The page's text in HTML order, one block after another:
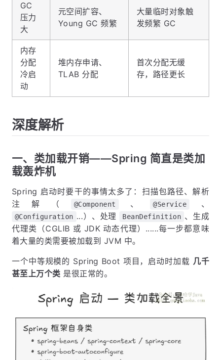
GC
压力
大
元空间扩容、
Young GC 频繁
大量临时对象触
发频繁 GC
内存
分配
冷启
动
堆内存申请、
TLAB 分配
首次分配无缓
存，路径更长
深度解析
一、类加载开销——Spring 简直是类加
载轰炸机
Spring 启动时要干的事情太多了：扫描包路径、解析
注解（
@Component 、 @Service 、
@Configuration ...）、处理 BeanDefinition 、生成
代理类（CGLIB 或 JDK 动态代理）......每一步都意味
着大量的类需要被加载到 JVM 中。
一个中等规模的 Spring Boot 项目，启动时加载 几千
甚至上万个类 是很正常的。